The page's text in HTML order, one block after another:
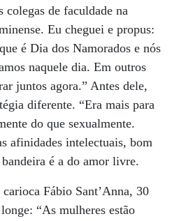
de faculdade na
Eu cheguei e propus:
é Dia dos Namorados e nós
naquele dia. Em outros
juntos agora.” Antes dele,
diferente. “Era mais para
do que sexualmente.
afinidades intelectuais, bom
é a do amor livre.
Fábio Sant’Anna, 30
“As mulheres estão